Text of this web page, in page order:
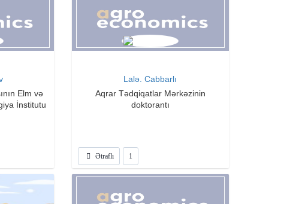
Elm və
İnstitutu
Lalə. Cabbarlı
Aqrar Tədqiqatlar Mərkəzinin
doktorantı
Ətraflı 1